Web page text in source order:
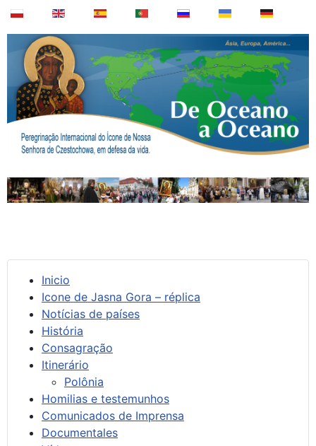
Inicio
Icone de Jasna Gora – réplica
Notícias de países
História
Consagração
Itinerário
Polônia
Homilias e testemunhos
Comunicados de Imprensa
Documentales